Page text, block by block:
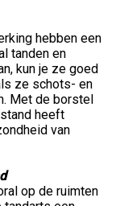
hebben een
tanden en
kun je ze goed
ze schots- en
Met de borstel
heeft
van
op de ruimten